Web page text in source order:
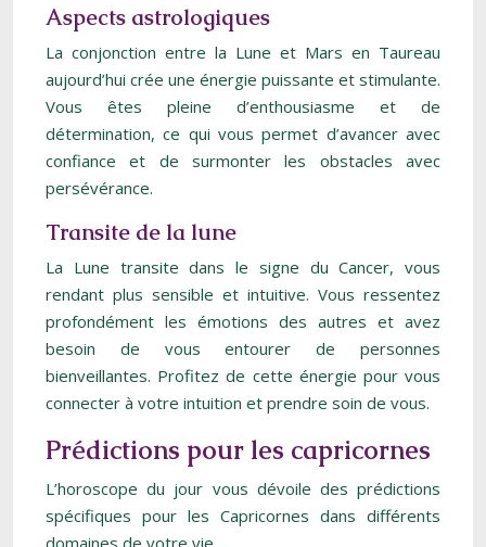
Aspects astrologiques
La conjonction entre la Lune et Mars en Taureau
aujourd’hui crée une énergie puissante et stimulante.
Vous êtes pleine d’enthousiasme et de
détermination, ce qui vous permet d’avancer avec
confiance et de surmonter les obstacles avec
persévérance.
Transite de la lune
La Lune transite dans le signe du Cancer, vous
rendant plus sensible et intuitive. Vous ressentez
profondément les émotions des autres et avez
besoin de vous entourer de personnes
bienveillantes. Profitez de cette énergie pour vous
connecter à votre intuition et prendre soin de vous.
Prédictions pour les capricornes
L’horoscope du jour vous dévoile des prédictions
spécifiques pour les Capricornes dans différents
domaines de votre vie.